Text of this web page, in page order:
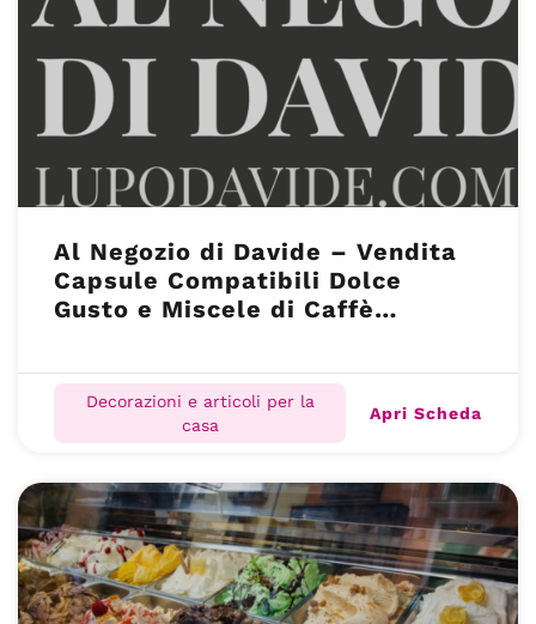
Al Negozio di Davide – Vendita
Capsule Compatibili Dolce
Gusto e Miscele di Caffè
Decorazioni e articoli per la
casa
Apri Scheda